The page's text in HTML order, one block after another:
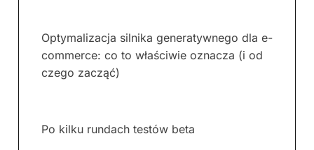
Optymalizacja silnika generatywnego dla e-
commerce: co to właściwie oznacza (i od
czego zacząć)
Po kilku rundach testów beta